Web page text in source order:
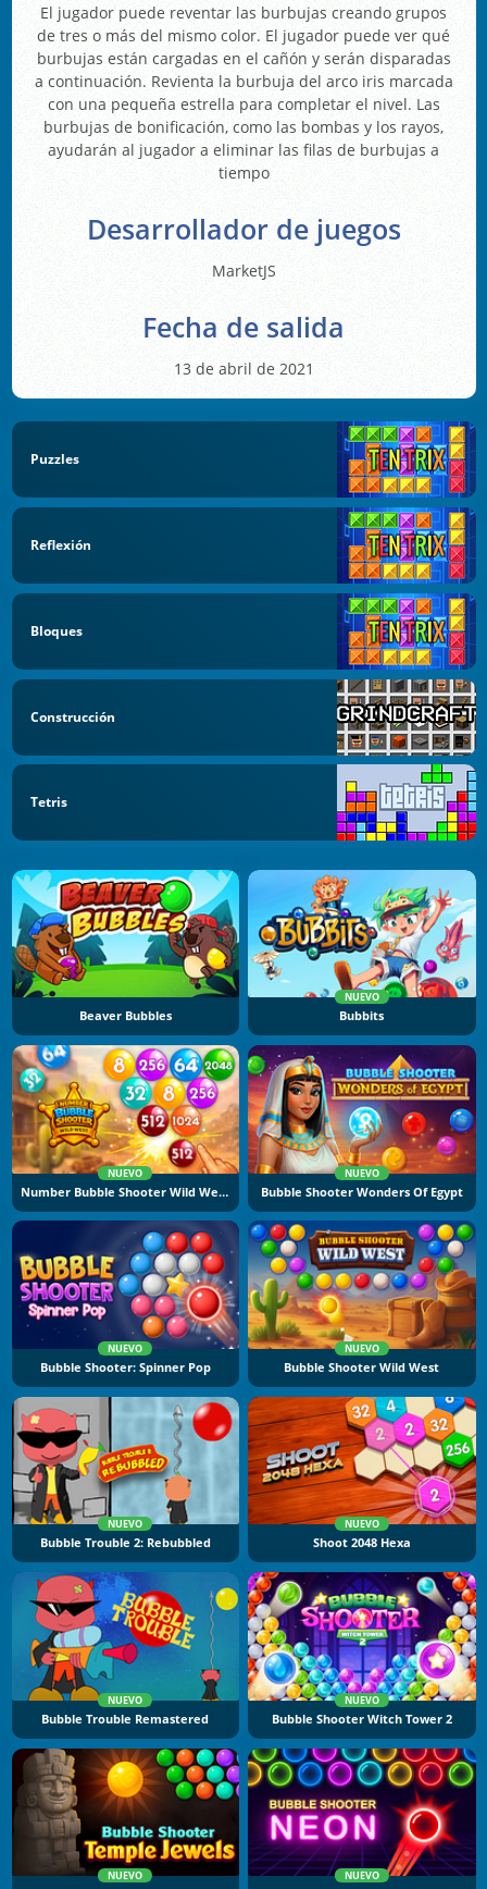
El jugador puede reventar las burbujas creando grupos
de tres o más del mismo color. El jugador puede ver qué
burbujas están cargadas en el cañón y serán disparadas
a continuación. Revienta la burbuja del arco iris marcada
con una pequeña estrella para completar el nivel. Las
burbujas de bonificación, como las bombas y los rayos,
ayudarán al jugador a eliminar las filas de burbujas a
tiempo
Desarrollador de juegos
MarketJS
Fecha de salida
13 de abril de 2021
Puzzles
Reflexión
Bloques
Construcción
Tetris
Beaver Bubbles
NUEVO
Bubbits
NUEVO
Number Bubble Shooter Wild West
NUEVO
Bubble Shooter Wonders Of Egypt
NUEVO
Bubble Shooter: Spinner Pop
NUEVO
Bubble Shooter Wild West
NUEVO
Bubble Trouble 2: Rebubbled
NUEVO
Shoot 2048 Hexa
NUEVO
Bubble Trouble Remastered
NUEVO
Bubble Shooter Witch Tower 2
NUEVO NUEVO